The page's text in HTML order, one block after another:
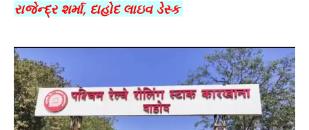
રાજેન્દ્ર શર્મા, દાહોદ લાઇવ ડેસ્ક